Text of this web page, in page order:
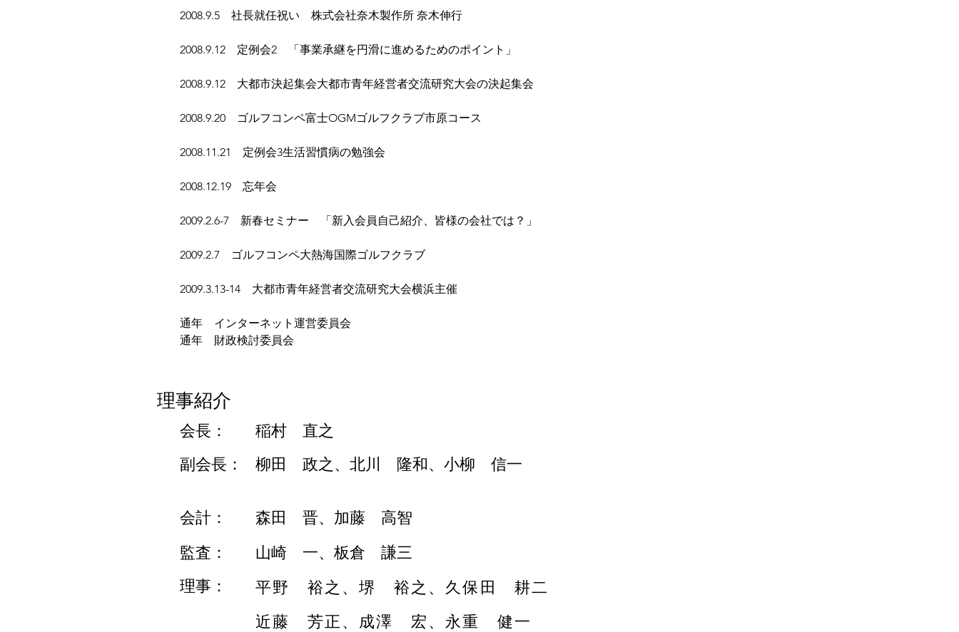
2008.9.5　社長就任祝い　株式会社奈木製作所 奈木伸行
2008.9.12　定例会2　「事業承継を円滑に進めるためのポイント」
2008.9.12　大都市決起集会大都市青年経営者交流研究大会の決起集会
2008.9.20　ゴルフコンペ富士OGMゴルフクラブ市原コース
2008.11.21　定例会3生活習慣病の勉強会
2008.12.19　忘年会
2009.2.6-7　新春セミナー　「新入会員自己紹介、皆様の会社では？」
2009.2.7　ゴルフコンペ大熱海国際ゴルフクラブ
2009.3.13-14　大都市青年経営者交流研究大会横浜主催
通年　インターネット運営委員会
通年　財政検討委員会
理事紹介
​会長：
​副会長：
稲村 直之
柳田 政之、北川 隆和、小柳 信一
​会計：
森田 晋、加藤 高智
​監査：
山崎 一、板倉 謙三
理事：
平野 裕之、堺 裕之、久保田 耕二
近藤 芳正、成澤 宏、永重 健一